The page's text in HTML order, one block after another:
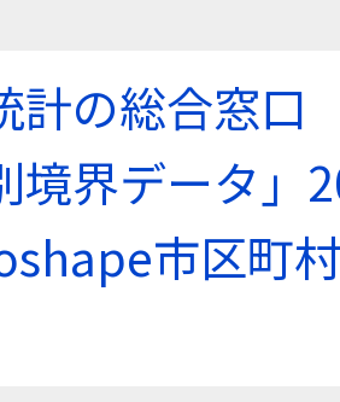
計の総合窓口
境界データ」
市区町